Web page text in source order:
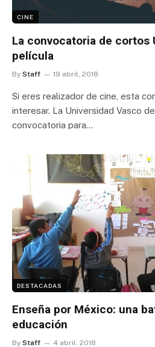
CINE
La convocatoria de cortos
película
By Staff 19 abril, 2018
Si eres realizador de cine, esta
interesar. La Universidad Vasco
convocatoria para…
DESTACADAS
Enseña por México: una
educación
By Staff 4 abril, 2018